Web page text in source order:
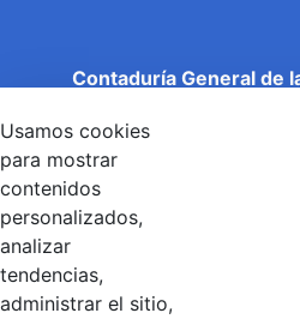
Contaduría General de
Entidad adscrita al Ministerio de
Público
Torre 1 (Aire) - Piso 15, Bogotá
Código Postal: 111071
Usamos cookies
para mostrar
contenidos
personalizados,
analizar
tendencias,
administrar el sitio,